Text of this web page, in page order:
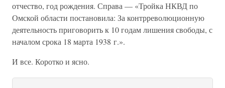
отчество, год рождения. Справа — «Тройка НКВД по
Омской области постановила: За контрреволюционную
деятельность приговорить к 10 годам лишения свободы, с
началом срока 18 марта 1938 г.».
И все. Коротко и ясно.